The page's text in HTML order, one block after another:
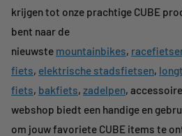
krijgen tot onze prachtige CUBE
bent naar de
nieuwste mountainbikes,
fiets, elektrische stadsfietsen,
fiets, bakfiets, zadelpen,
webshop biedt een handige en
om jouw favoriete CUBE items te